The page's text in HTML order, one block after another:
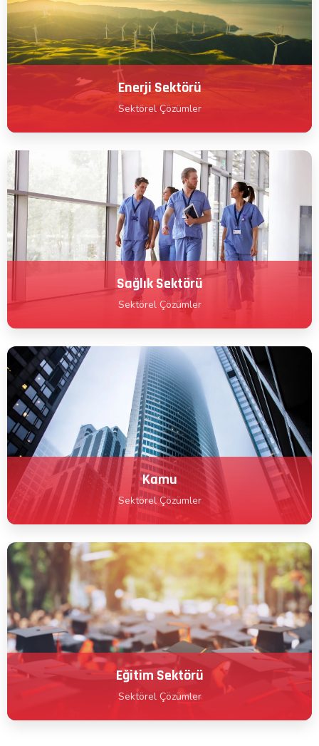
Enerji Sektörü
Sektörel Çözümler
Sağlık Sektörü
Sektörel Çözümler
Kamu
Sektörel Çözümler
Eğitim Sektörü
Sektörel Çözümler